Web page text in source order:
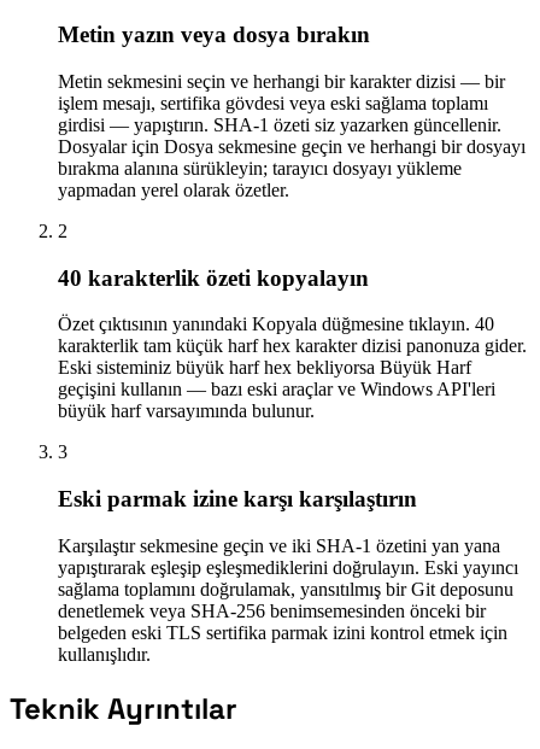
Metin yazın veya dosya bırakın
Metin sekmesini seçin ve herhangi bir karakter dizisi — bir
işlem mesajı, sertifika gövdesi veya eski sağlama toplamı
girdisi — yapıştırın. SHA-1 özeti siz yazarken güncellenir.
Dosyalar için Dosya sekmesine geçin ve herhangi bir dosyayı
bırakma alanına sürükleyin; tarayıcı dosyayı yükleme
yapmadan yerel olarak özetler.
2
40 karakterlik özeti kopyalayın
Özet çıktısının yanındaki Kopyala düğmesine tıklayın. 40
karakterlik tam küçük harf hex karakter dizisi panonuza gider.
Eski sisteminiz büyük harf hex bekliyorsa Büyük Harf
geçişini kullanın — bazı eski araçlar ve Windows API'leri
büyük harf varsayımında bulunur.
3
Eski parmak izine karşı karşılaştırın
Karşılaştır sekmesine geçin ve iki SHA-1 özetini yan yana
yapıştırarak eşleşip eşleşmediklerini doğrulayın. Eski yayıncı
sağlama toplamını doğrulamak, yansıtılmış bir Git deposunu
denetlemek veya SHA-256 benimsemesinden önceki bir
belgeden eski TLS sertifika parmak izini kontrol etmek için
kullanışlıdır.
Teknik Ayrıntılar